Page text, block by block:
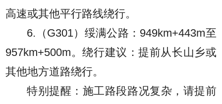
高速或其他平行路线绕行。
6.（G301）绥满公路：949km+443m至
957km+500m。绕行建议：提前从长山乡或
其他地方道路绕行。
特别提醒：施工路段路况复杂，请提前